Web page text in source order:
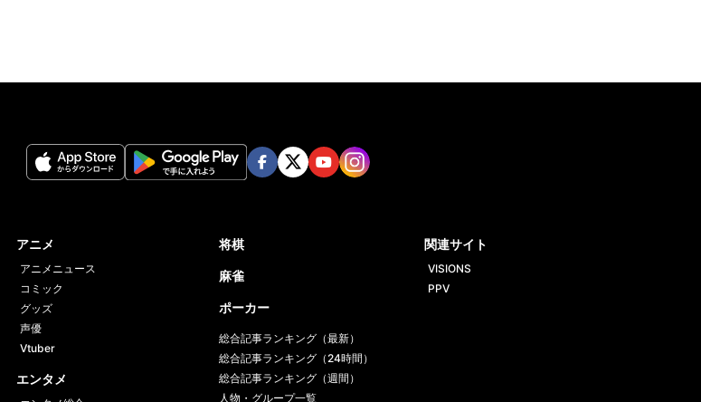
アニメ
アニメニュース
コミック
グッズ
声優
Vtuber
エンタメ
将棋
麻雀
ポーカー
総合記事ランキング（最新）
総合記事ランキング（24時間）
総合記事ランキング（週間）
人物・グループ一覧
関連サイト
VISIONS
PPV